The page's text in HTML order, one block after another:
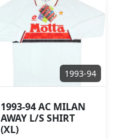
1993-94
1993-94 AC MILAN
AWAY L/S SHIRT
(XL)